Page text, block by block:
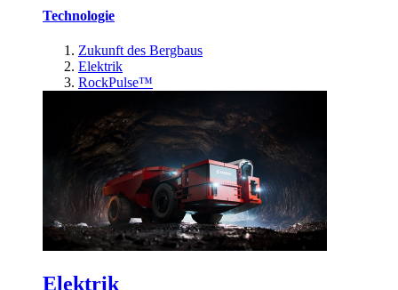
Technologie
Zukunft des Bergbaus
Elektrik
RockPulse™
Elektrik